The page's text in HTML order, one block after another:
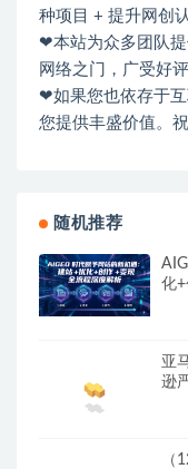
种项目 + 提升网创认
❤本站为众多团队
网络之门，广受好评
❤如果您也依存于
您提供丰盛价值。
随机推荐
化
亚
逊
（